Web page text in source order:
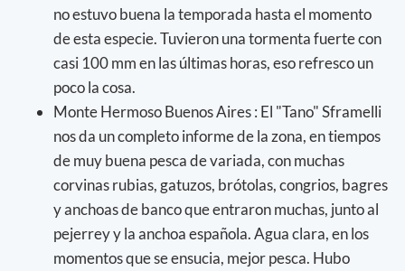
no estuvo buena la temporada hasta el momento
de esta especie. Tuvieron una tormenta fuerte con
casi 100 mm en las últimas horas, eso refresco un
poco la cosa.
Monte Hermoso Buenos Aires : El "Tano" Sframelli
nos da un completo informe de la zona, en tiempos
de muy buena pesca de variada, con muchas
corvinas rubias, gatuzos, brótolas, congrios, bagres
y anchoas de banco que entraron muchas, junto al
pejerrey y la anchoa española. Agua clara, en los
momentos que se ensucia, mejor pesca. Hubo